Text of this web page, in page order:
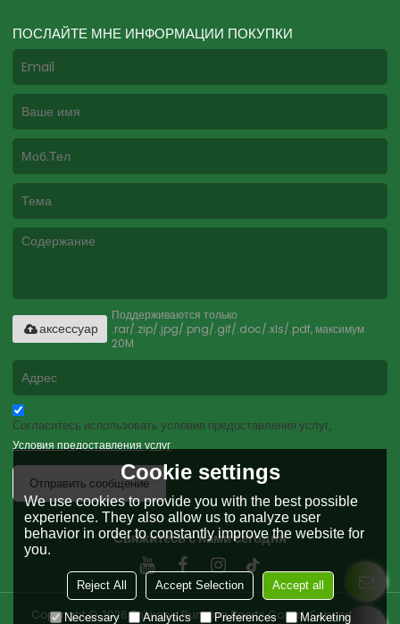
ПОСЛАЙТЕ МНЕ ИНФОРМАЦИИ ПОКУПКИ
Поддерживаются только
.rar/.zip/.jpg/.png/.gif/.doc/.xls/.pdf, максимум
20M
аксессуар
Согласитесь использовать условия предоставления услуг,
Условия предоставления услуг
Отправить сообщение
Свяжитесь с нами сегодня
Copyright © 2026Zhejiang Running Sports Co.,Ltd.Support By
Cookie settings
We use cookies to provide you with the best possible
experience. They also allow us to analyze user
behavior in order to constantly improve the website for
you.
Reject All Accept Selection Accept all
Necessary Analytics Preferences Marketing